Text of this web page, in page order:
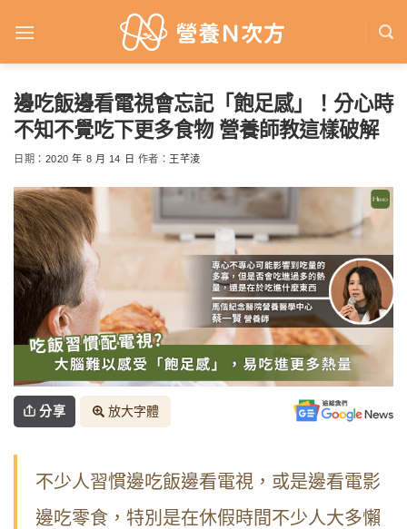
邊吃飯邊看電視會忘記「飽足感」！分心時
不知不覺吃下更多食物 營養師教這樣破解
日期： 2020 年 8 月 14 日 作者： 王芊淩
分享 放大字體
不少人習慣邊吃飯邊看電視，或是邊看電影
邊吃零食，特別是在休假時間不少人大多懶